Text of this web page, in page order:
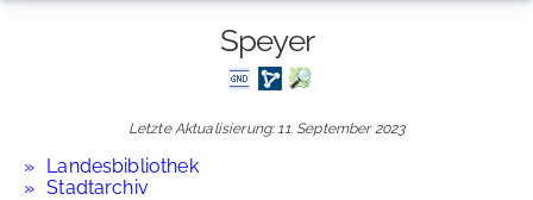
Speyer
Letzte Aktualisierung: 11. September 2023
Landesbibliothek
Stadtarchiv